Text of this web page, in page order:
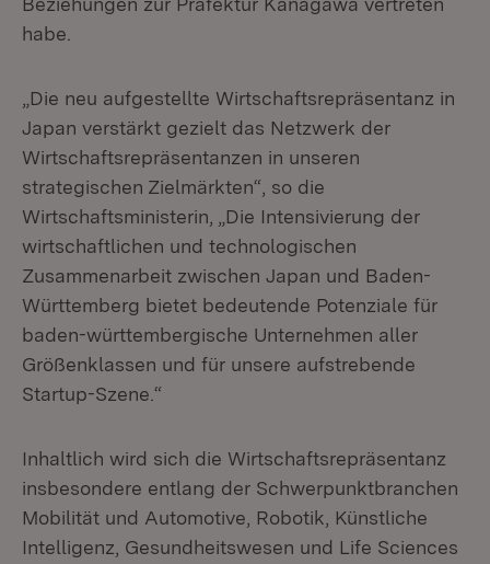
habe.
„Die neu aufgestellte Wirtschaftsrepräsentanz in
Japan verstärkt gezielt das Netzwerk der
Wirtschaftsrepräsentanzen in unseren
strategischen Zielmärkten“, so die
Wirtschaftsministerin, „Die Intensivierung der
wirtschaftlichen und technologischen
Zusammenarbeit zwischen Japan und Baden-
Württemberg bietet bedeutende Potenziale für
baden-württembergische Unternehmen aller
Größenklassen und für unsere aufstrebende
Startup-Szene.“
Inhaltlich wird sich die Wirtschaftsrepräsentanz
insbesondere entlang der Schwerpunktbranchen
Mobilität und Automotive, Robotik, Künstliche
Intelligenz, Gesundheitswesen und Life Sciences